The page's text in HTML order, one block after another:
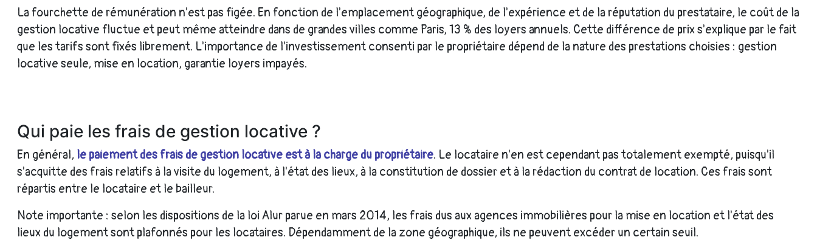
La fourchette de rémunération n'est pas figée. En fonction de l'emplacement géographique, de l'expérience et de la réputation du prestataire, le coût de la
gestion locative fluctue et peut même atteindre dans de grandes villes comme Paris, 13 % des loyers annuels. Cette différence de prix s'explique par le fait
que les tarifs sont fixés librement. L'importance de l'investissement consenti par le propriétaire dépend de la nature des prestations choisies : gestion
locative seule, mise en location, garantie loyers impayés.
Qui paie les frais de gestion locative ?
En général, le paiement des frais de gestion locative est à la charge du propriétaire. Le locataire n'en est cependant pas totalement exempté, puisqu'il
s'acquitte des frais relatifs à la visite du logement, à l'état des lieux, à la constitution de dossier et à la rédaction du contrat de location. Ces frais sont
répartis entre le locataire et le bailleur.
Note importante : selon les dispositions de la loi Alur parue en mars 2014, les frais dus aux agences immobilières pour la mise en location et l'état des
lieux du logement sont plafonnés pour les locataires. Dépendamment de la zone géographique, ils ne peuvent excéder un certain seuil.